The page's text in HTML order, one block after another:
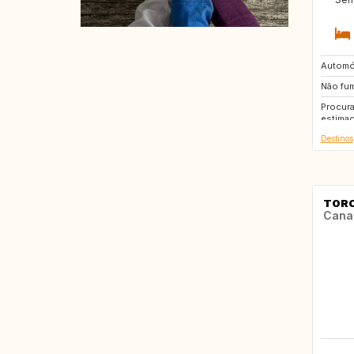
Não
FR
HR
Destinos